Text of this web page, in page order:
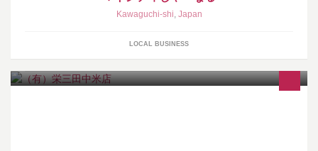
Kawaguchi-shi, Japan
LOCAL BUSINESS